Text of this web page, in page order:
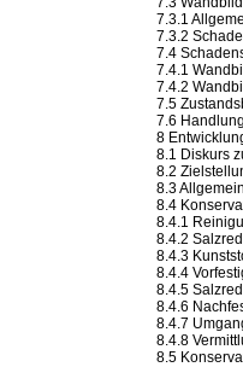
7.3.1
7.3.2
7.4
7.4.1
7.4.2
7.5
7.6
8
8.1 Diskurs
8.2
8.3
8.4
8.4.1
8.4.2
8.4.3
8.4.4
8.4.5
8.4.6
8.4.7
8.4.8
8.5